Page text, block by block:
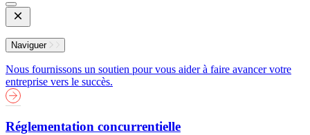
Open
Mobile
Menu
Naviguer
Nous fournissons un soutien pour vous aider à faire avancer votre
entreprise vers le succès.
Réglementation concurrentielle